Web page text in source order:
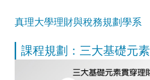
真理大學理財與稅務規劃學系
課程規劃：三大基礎元素